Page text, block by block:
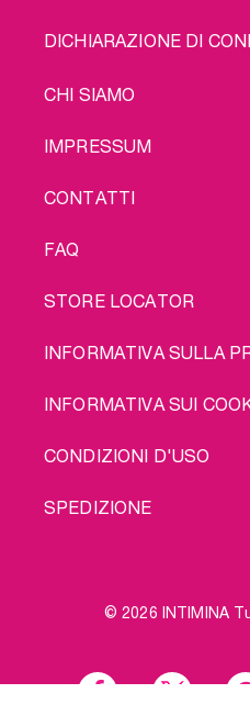
DICHIARAZIONE DI
LEGAL
CHI SIAMO
IMPRESSUM
CONTATTI
FAQ
STORE LOCATOR
INFORMATIVA SULLA
INFORMATIVA SUI
CONDIZIONI D'USO
SPEDIZIONE
© 2026 INTIMINA